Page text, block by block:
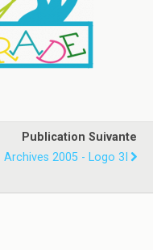
Publication Suivante
Archives 2005 - Logo 3I